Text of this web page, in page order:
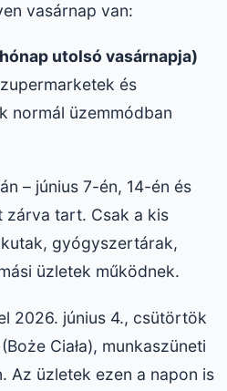
vasárnap van:
utolsó vasárnapja)
és
normál üzemmódban
– június 7-én, 14-én és
zárva tart. Csak a kis
gyógyszertárak,
üzletek működnek.
2026. június 4., csütörtök
Ciała), munkaszüneti
Az üzletek ezen a napon is